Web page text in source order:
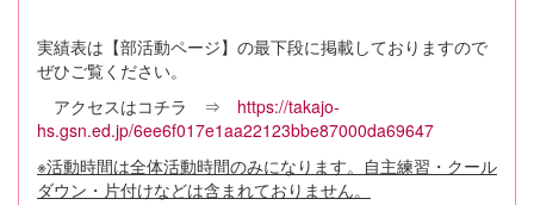
実績表は【部活動ページ】の最下段に掲載しておりますので
ぜひご覧ください。
アクセスはコチラ ⇒ https://takajo-
hs.gsn.ed.jp/6ee6f017e1aa22123bbe87000da69647
※活動時間は全体活動時間のみになります。自主練習・クール
ダウン・片付けなどは含まれておりません。